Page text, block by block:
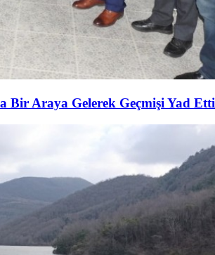
Bir Araya Gelerek Geçmişi Yad Etti